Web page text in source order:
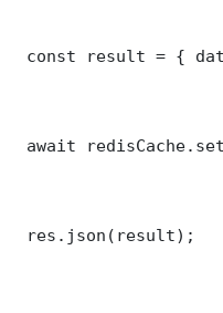
const result = {
await
res.json(result);